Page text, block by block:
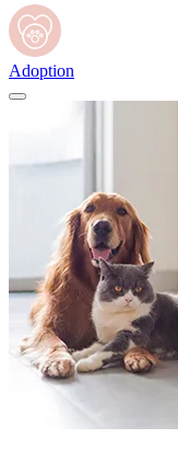
Adoption